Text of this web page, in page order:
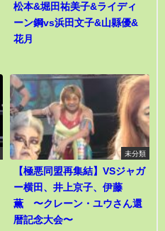
松本&堀田祐美子&ライディ
ーン鋼vs浜田文子&山縣優&
花月
未分類
【極悪同盟再集結】VSジャガ
ー横田、井上京子、伊藤
薫 〜クレーン・ユウさん還
暦記念大会〜